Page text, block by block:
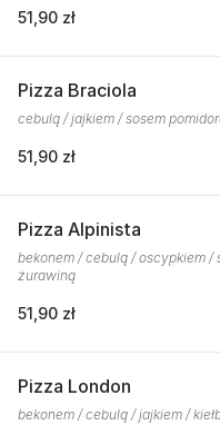
51,90 zł
Pizza Braciola
cebulą / jajkiem / sosem
51,90 zł
Pizza Alpinista
bekonem / cebulą / oscypkiem /
żurawiną
51,90 zł
Pizza London
bekonem / cebulą / jajkiem /